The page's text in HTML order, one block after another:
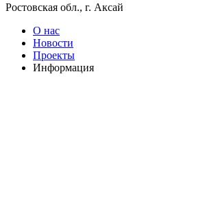
Ростовская обл., г. Аксай
О нас
Новости
Проекты
Информация